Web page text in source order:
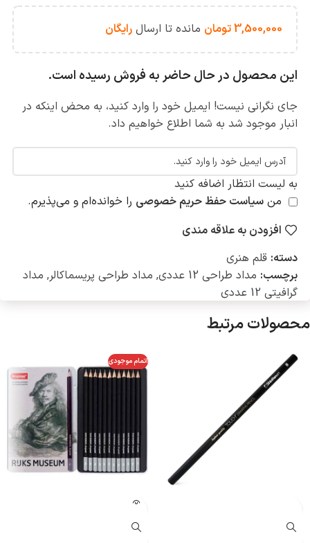
3,500,000تومان مانده تا ارسال رایگان
این محصول در حال حاضر به فروش رسیده است.
جای نگرانی نیست! ایمیل خود را وارد کنید، به محض اینکه در
انبار موجود شد به شما اطلاع خواهیم داد.
به لیست انتظار اضافه کنید
من سیاست حفظ حریم خصوصی را خوانده‌ام و می‌پذیرم.
افزودن به علاقه مندی
دسته: قلم هنری
برچسب: مداد طراحی 12 عددی , مداد طراحی پریسماکالر, مداد
گرافیتی 12 عددی
محصولات مرتبط
اتمام موجودی